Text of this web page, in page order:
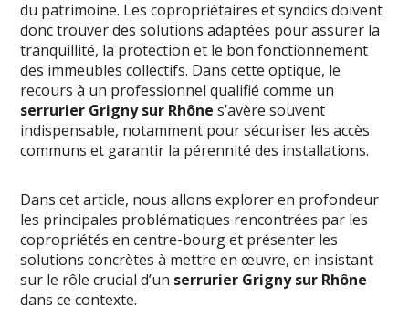
du patrimoine. Les copropriétaires et syndics doivent
donc trouver des solutions adaptées pour assurer la
tranquillité, la protection et le bon fonctionnement
des immeubles collectifs. Dans cette optique, le
recours à un professionnel qualifié comme un
serrurier Grigny sur Rhône s’avère souvent
indispensable, notamment pour sécuriser les accès
communs et garantir la pérennité des installations.
Dans cet article, nous allons explorer en profondeur
les principales problématiques rencontrées par les
copropriétés en centre-bourg et présenter les
solutions concrètes à mettre en œuvre, en insistant
sur le rôle crucial d’un serrurier Grigny sur Rhône
dans ce contexte.